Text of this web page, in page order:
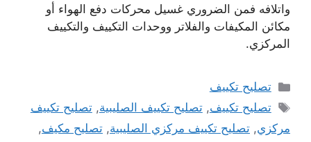
واتلافه فمن الضروري غسيل محركات دفع الهواء أو
مكائن المكيفات والفلاتر ووحدات التكييف والتكييف
المركزي.
التصنيفات
تصليح تكييف
الوسوم
تصليح تكييف,تصليح تكييف الصليبية,تصليح تكييف
مركزي, تصليح تكييف مركزي الصليبية, تصليح مكيف,